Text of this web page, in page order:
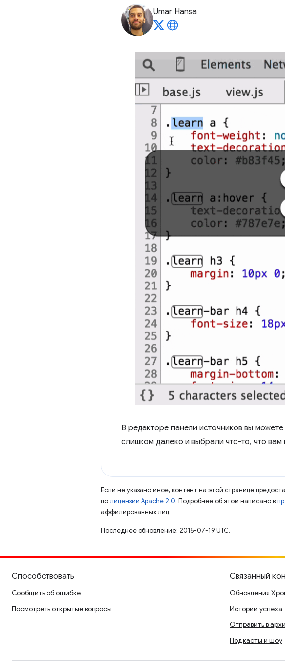
Umar Hansa
В редакторе панели источников вы
слишком далеко и выбрали что-то, что вам
Если не указано иное, контент на этой странице
полицензии Apache 2.0. Подробнее об этом написано в
аффилированных лиц.
Последнее обновление: 2015-07-19 UTC.
Способствовать
Сообщить об ошибке
Посмотреть открытые вопросы
Связанный
Обновления
Истории успеха
Отправить в
Подкасты и шоу